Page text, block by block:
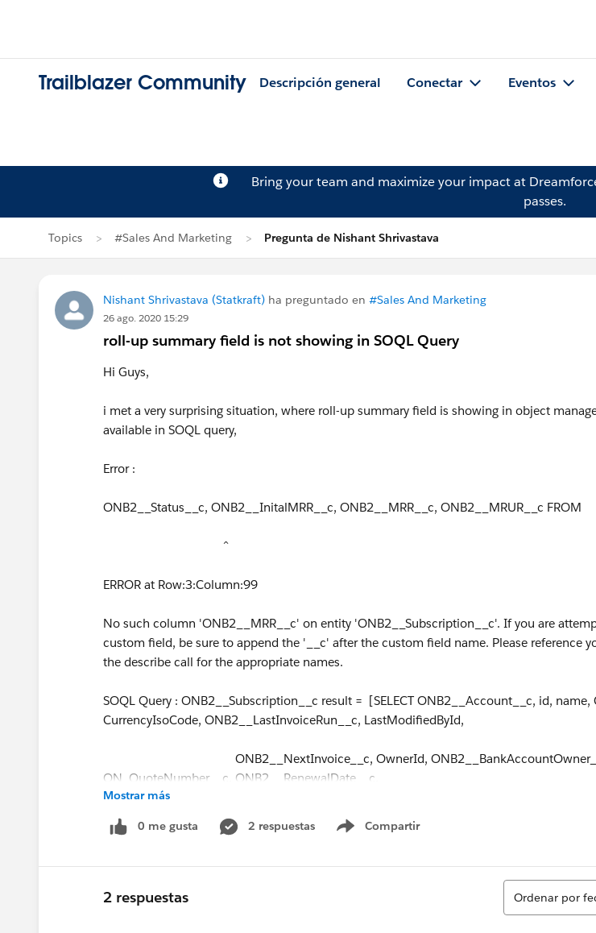
Trailblazer Community Descripción general Conectar Eventos
Bring your team and maximize your impact at
passes.
Topics #Sales And Marketing Pregunta de Nishant Shrivastava
Nishant Shrivastava (Statkraft) ha preguntado en #Sales And Marketing
26 ago. 2020 15:29
roll-up summary field is not showing in SOQL Query
Hi Guys,
i met a very surprising situation, where roll-up summary field is showing in object
available in SOQL query,
Error :
ONB2__Status__c, ONB2__InitalMRR__c, ONB2__MRR__c, ONB2__MRUR__c FROM
^
ERROR at Row:3:Column:99
No such column 'ONB2__MRR__c' on entity 'ONB2__Subscription__c'. If you are
custom field, be sure to append the '__c' after the custom field name. Please reference
the describe call for the appropriate names.
SOQL Query : ONB2__Subscription__c result = [SELECT ONB2__Account__c, id, name,
CurrencyIsoCode, ONB2__LastInvoiceRun__c, LastModifiedById,
ONB2__NextInvoice__c, OwnerId,
ON_QuoteNumber__c, ONB2__RenewalDate__c,
ONB2__StartDate__c, ONB2__Status__c, ONB2__InitalMRR__c,
ONB2__MRR__c, ONB2__MRUR__c FROM ONB2__Subscription__c
Mostrar más
0 me gusta 2 respuestas Compartir
Show menu
2 respuestas
Ordenar
Ordenar por